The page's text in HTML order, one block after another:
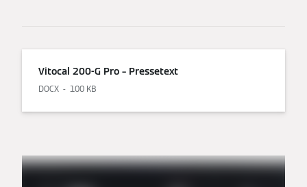
Vitocal 200-G Pro – Pressetext
DOCX 100 KB